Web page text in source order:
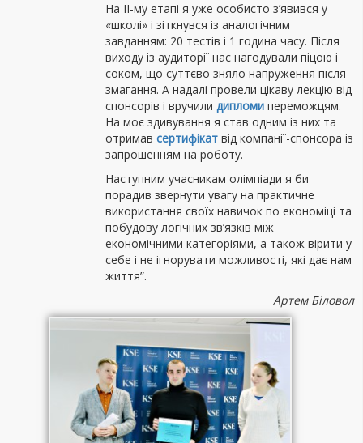
На ІІ-му етапі я уже особисто з’явився у
«школі» і зіткнувся із аналогічним
завданням: 20 тестів і 1 година часу. Після
виходу із аудиторії нас нагодували піцою і
соком, що суттєво зняло напруження після
змагання. А надалі провели цікаву лекцію від
спонсорів і вручили дипломи переможцям.
На моє здивування я став одним із них та
отримав сертифікат від компанії-спонсора із
запрошенням на роботу.
Наступним учасникам олімпіади я би
порадив звернути увагу на практичне
використання своїх навичок по економіці та
побудову логічних зв’язків між
економічними категоріями, а також вірити у
себе і не ігнорувати можливості, які дає нам
життя”.
Артем Біловол